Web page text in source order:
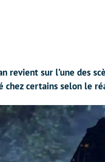
revient sur l’une des
chez certains selon le